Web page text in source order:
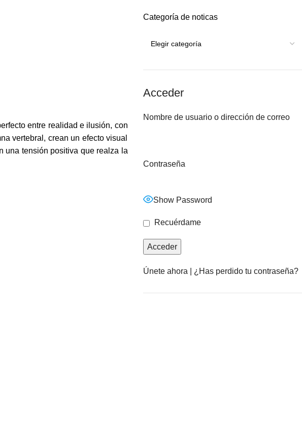
entre realidad e ilusión, con
vertebral, crean un efecto visual
una tensión positiva que realza la
Categoría de noticas
Acceder
Nombre de usuario o dirección de correo
Contraseña
Show Password
Recuérdame
Únete ahora ¿Has perdido tu contraseña?